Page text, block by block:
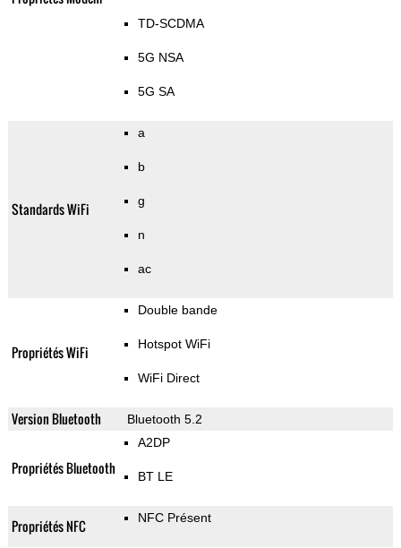
TD-SCDMA
5G NSA
5G SA
Standards WiFi
a
b
g
n
ac
Propriétés WiFi
Double bande
Hotspot WiFi
WiFi Direct
Version Bluetooth Bluetooth 5.2
Propriétés Bluetooth
A2DP
BT LE
Propriétés NFC NFC Présent